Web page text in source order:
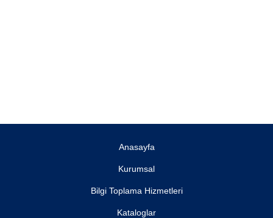
Anasayfa
Kurumsal
Bilgi Toplama Hizmetleri
Kataloglar